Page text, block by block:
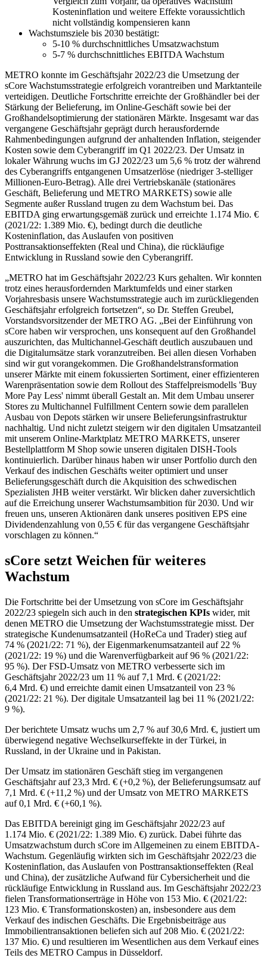
Kosteninflation und weitere Effekte voraussichtlich
nicht vollständig kompensieren kann
Wachstumsziele bis 2030 bestätigt:
5-10 % durchschnittliches Umsatzwachstum
5-7 % durchschnittliches EBITDA Wachstum
METRO konnte im Geschäftsjahr 2022/23 die Umsetzung der
sCore Wachstumsstrategie erfolgreich vorantreiben und Marktanteile
verteidigen. Deutliche Fortschritte erreichte der Großhändler bei der
Stärkung der Belieferung, im Online-Geschäft sowie bei der
Großhandelsoptimierung der stationären Märkte. Insgesamt war das
vergangene Geschäftsjahr geprägt durch herausfordernde
Rahmenbedingungen aufgrund der anhaltenden Inflation, steigender
Kosten sowie dem Cyberangriff im Q1 2022/23. Der Umsatz in
lokaler Währung wuchs im GJ 2022/23 um 5,6 % trotz der während
des Cyberangriffs entgangenen Umsatzerlöse (niedriger 3-stelliger
Millionen-Euro-Betrag). Alle drei Vertriebskanäle (stationäres
Geschäft, Belieferung und METRO MARKETS) sowie alle
Segmente außer Russland trugen zu dem Wachstum bei. Das
EBITDA ging erwartungsgemäß zurück und erreichte 1.174 Mio. €
(2021/22: 1.389 Mio. €), bedingt durch die deutliche
Kosteninflation, das Auslaufen von positiven
Posttransaktionseffekten (Real und China), die rückläufige
Entwicklung in Russland sowie den Cyberangriff.
„METRO hat im Geschäftsjahr 2022/23 Kurs gehalten. Wir konnten
trotz eines herausfordernden Marktumfelds und einer starken
Vorjahresbasis unsere Wachstumsstrategie auch im zurückliegenden
Geschäftsjahr erfolgreich fortsetzen“, so Dr. Steffen Greubel,
Vorstandsvorsitzender derMETRO AG. „Bei der Einführung von
sCore haben wir versprochen, uns konsequent auf den Großhandel
auszurichten, das Multichannel-Geschäft deutlich auszubauen und
die Digitalumsätze stark voranzutreiben. Bei allen diesen Vorhaben
sind wir gut vorangekommen. Die Großhandelstransformation
unserer Märkte mit einem fokussierten Sortiment, einer effizienteren
Warenpräsentation sowie dem Rollout des Staffelpreismodells 'Buy
More Pay Less' nimmt überall Gestalt an. Mit dem Umbau unserer
Stores zu Multichannel Fulfillment Centern sowie dem parallelen
Ausbau von Depots stärken wir unsere Belieferungsinfrastruktur
nachhaltig. Und nicht zuletzt steigern wir den digitalen Umsatzanteil
mit unserem Online-Marktplatz METRO MARKETS, unserer
Bestellplattform M Shop sowie unseren digitalen DISH-Tools
kontinuierlich. Darüber hinaus haben wir unser Portfolio durch den
Verkauf des indischen Geschäfts weiter optimiert und unser
Belieferungsgeschäft durch die Akquisition des schwedischen
Spezialisten JHB weiter verstärkt. Wir blicken daher zuversichtlich
auf die Erreichung unserer Wachstumsambition für 2030. Und wir
freuen uns, unseren Aktionären dank unseres positiven EPS eine
Dividendenzahlung von 0,55 € für das vergangene Geschäftsjahr
vorschlagen zu können.“
sCore setzt Weichen für weiteres
Wachstum
Die Fortschritte bei der Umsetzung von sCore im Geschäftsjahr
2022/23 spiegeln sich auch in den strategischen KPIs wider, mit
denen METRO die Umsetzung der Wachstumsstrategie misst. Der
strategische Kundenumsatzanteil (HoReCa und Trader) stieg auf
74 % (2021/22: 71 %), der Eigenmarkenumsatzanteil auf 22 %
(2021/22: 19 %) und die Warenverfügbarkeit auf96 % (2021/22:
95 %). Der FSD-Umsatz von METRO verbesserte sich im
Geschäftsjahr 2022/23 um 11 % auf 7,1 Mrd. € (2021/22:
6,4 Mrd. €) und erreichte damit einen Umsatzanteil von 23 %
(2021/22: 21 %). Der digitale Umsatzanteil lag bei 11 % (2021/22:
9 %).
Der berichtete Umsatz wuchs um 2,7 % auf30,6 Mrd. €, justiert um
überwiegend negative Wechselkurseffekte in der Türkei, in
Russland, in der Ukraine und in Pakistan.
Der Umsatz im stationären Geschäft stieg im vergangenen
Geschäftsjahr auf 23,3 Mrd. € (+0,2 %), der Belieferungsumsatz auf
7,1 Mrd. € (+11,2 %) und der Umsatz von METRO MARKETS
auf0,1 Mrd. € (+60,1 %).
Das EBITDA bereinigt ging im Geschäftsjahr 2022/23 auf
1.174 Mio. € (2021/22: 1.389 Mio. €) zurück. Dabei führte das
Umsatzwachstum durch sCore im Allgemeinen zu einem EBITDA-
Wachstum. Gegenläufig wirkten sich im Geschäftsjahr 2022/23 die
Kosteninflation, das Auslaufen von Posttransaktionseffekten (Real
und China), der zusätzliche Aufwand für Cybersicherheit und die
rückläufige Entwicklung in Russland aus. Im Geschäftsjahr 2022/23
fielen Transformationserträge in Höhe von 153 Mio. € (2021/22:
123 Mio. € Transformationskosten) an, insbesondere aus dem
Verkauf des indischen Geschäfts. Die Ergebnisbeiträge aus
Immobilientransaktionen beliefen sich auf 208 Mio. € (2021/22:
137 Mio. €) und resultieren im Wesentlichen aus dem Verkauf eines
Teils des METRO Campus in Düsseldorf.